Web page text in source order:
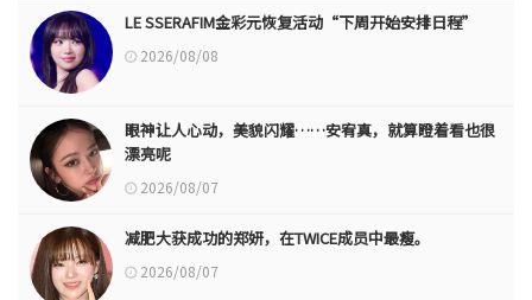
LE SSERAFIM金彩元恢复活动“下周开始安排日程”
2026/08/08
眼神让人心动，美貌闪耀……安宥真，就算瞪着看也很
漂亮呢
2026/08/07
减肥大获成功的郑妍，在TWICE成员中最瘦。
2026/08/07